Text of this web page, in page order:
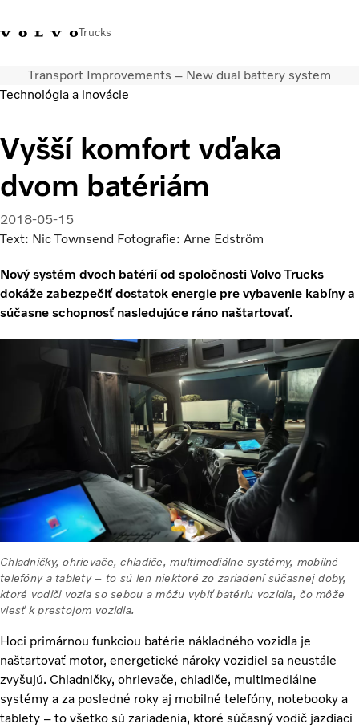
Trucks
Kontaktujte násMerchandise ShopPrihlásiť sa Slovenská Republika
Segmentácia dopravy
Nákladné vozidlá
Služby
Predajná a servisná sieť
Novinky
O nás
Kariéra
Transport Improvements – New dual battery system
Technológia a inovácie
Vyšší komfort vďaka
dvom batériám
2018-05-15
Text: Nic Townsend Fotografie: Arne Edström
Nový systém dvoch batérií od spoločnosti Volvo Trucks
dokáže zabezpečiť dostatok energie pre vybavenie kabíny a
súčasne schopnosť nasledujúce ráno naštartovať.
Chladničky, ohrievače, chladiče, multimediálne systémy, mobilné
telefóny a tablety – to sú len niektoré zo zariadení súčasnej doby,
ktoré vodiči vozia so sebou a môžu vybiť batériu vozidla, čo môže
viesť k prestojom vozidla.
Hoci primárnou funkciou batérie nákladného vozidla je
naštartovať motor, energetické nároky vozidiel sa neustále
zvyšujú. Chladničky, ohrievače, chladiče, multimediálne
systémy a za posledné roky aj mobilné telefóny, notebooky a
tablety – to všetko sú zariadenia, ktoré súčasný vodič jazdiaci